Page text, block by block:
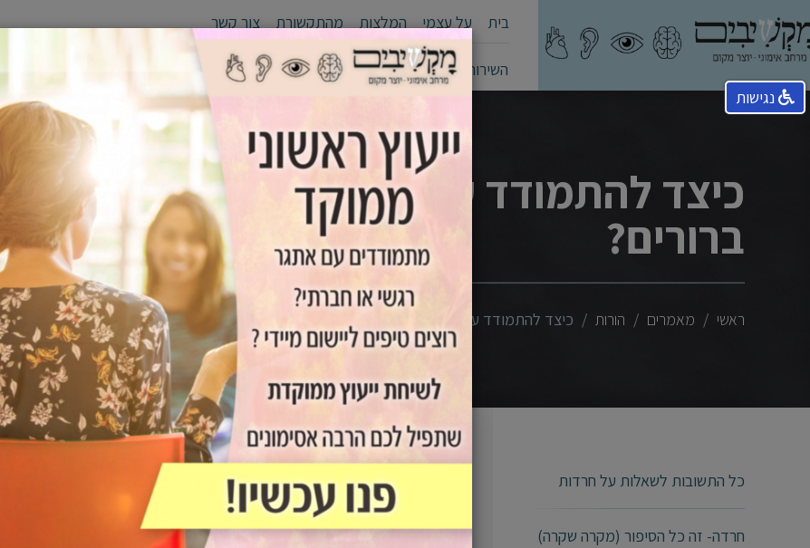
בית על עצמי המלצות מהתקשורת צור קשר
השירותים שלי קהלי יעד סדנאות אימון אישי /זוגי כלים
כיצד להתמודד עם ילד שלא מקשיב ע"י
ברורים?
ראשי מאמרים הורות כיצד להתמודד עם ילד שלא מקשיב ע"י הגדרת ציפיות וגבולות ברורים?
כל התשובות לשאלות על חרדות
חרדה- זה כל הסיפור (מקרה שקרה)
הגדרת ציפיות ברורות וגבולות עקביים היא בסיסית בהכוונת ילדים
ודורשים התמדה באכיפה והסברה מצד ההורים.
גישה זו לא רק מסייעת ביצירת סביבה מובנית אלא עוזרת לילדים להבין
נגישות